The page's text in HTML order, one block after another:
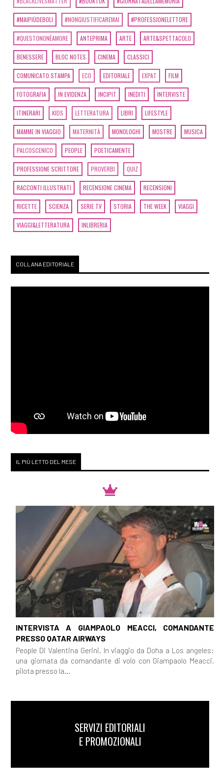
#MAIPIÙDEBOLI #NONGIUSTIFICAREMAI #PROFESSIONELETTORE
#QUESTONONÈAMORE ANTEPRIMA ARTE ARTE&SPETTACOLO
BENESSERE BLOC NOTES CINEMA CLASSICI
COMUNICATO STAMPA ECO EDITORIALE EXPAT FILM
FOTOGRAFIA IN EVIDENZA INCIPIT INEDITI INTERVISTE
ITINERARI KIDS LETTERATURA LIBRI LIFESTYLE
MAMME IN VIAGGIO MATERNITÀ MONOLOGHI MOSTRE MUSICA
PALCOSCENICO PEOPLE POETICAMENTE
PROFESSIONE SCRITTORE PROVERBI QUIZ
RACCONTI ILLUSTRATI RECENSIONE CINEMA RECENSIONI
RICETTE SCIENZA SERIE TV STORIA THE WEEK VIAGGI
VIAGGI&LETTERATURA INLIBRERIA
COLLANA EDITORIALE
IL PIÙ LETTO DEL MESE
INTERVISTA A GIAMPAOLO MEACCI, COMANDANTE
PRESSO QATAR AIRWAYS
People Di Valentina Gerini. In viaggio da Doha a Los angeles:
una giornata da comandante di volo con Giampaolo Meacci,
pilota presso la...
SERVIZI EDITORIALI
E PROMOZIONALI